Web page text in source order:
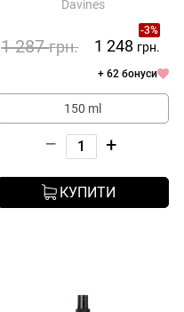
Davines
-3%
1 287грн. 1 248 грн.
+ 62 бонуси
150 ml
– +
КУПИТИ